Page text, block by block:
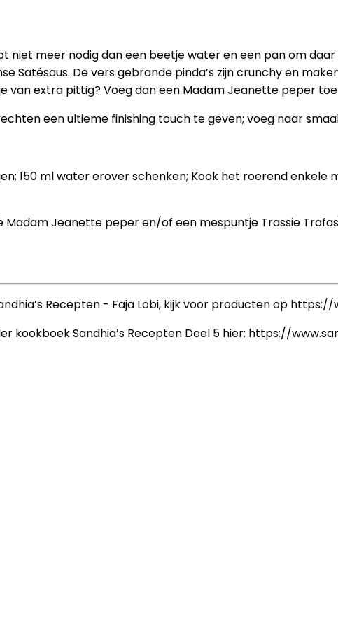
niet meer nodig dan een beetje water en een pan om
Satésaus. De vers gebrande pinda’s zijn crunchy en
van extra pittig? Voeg dan een Madam Jeanette peper
een ultieme finishing touch te geven; voeg naar
150 ml water erover schenken; Kook het roerend
Madam Jeanette peper en/of een mespuntje Trassie
Recepten - Faja Lobi, kijk voor producten op
kookboek Sandhia’s Recepten Deel 5 hier: https://